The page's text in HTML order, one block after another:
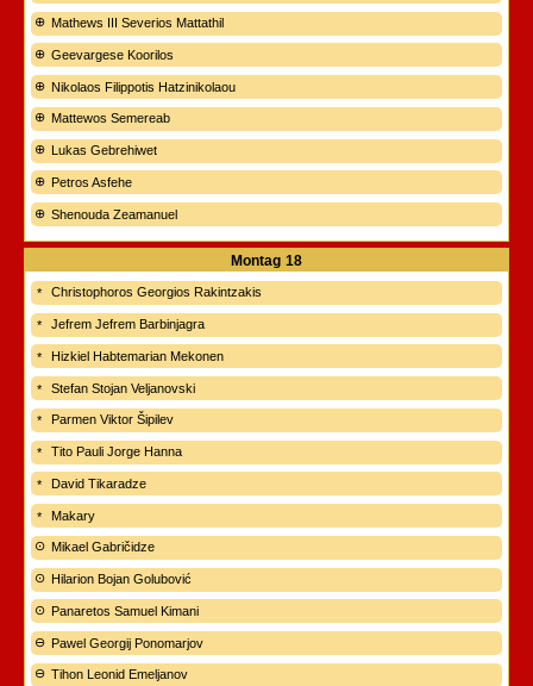
Mathews III Severios Mattathil
Geevargese Koorilos
Nikolaos Filippotis Hatzinikolaou
Mattewos Semereab
Lukas Gebrehiwet
Petros Asfehe
Shenouda Zeamanuel
Montag 18
Christophoros Georgios Rakintzakis
Jefrem Jefrem Barbinjagra
Hizkiel Habtemarian Mekonen
Stefan Stojan Veljanovski
Parmen Viktor Šipilev
Tito Pauli Jorge Hanna
David Tikaradze
Makary
Mikael Gabričidze
Hilarion Bojan Golubović
Panaretos Samuel Kimani
Pawel Georgij Ponomarjov
Tihon Leonid Emeljanov